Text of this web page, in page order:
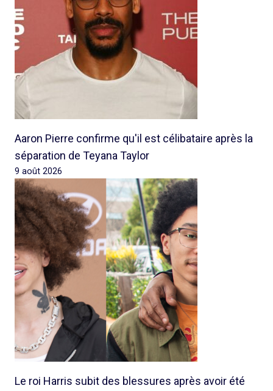
Aaron Pierre confirme qu'il est célibataire après la
séparation de Teyana Taylor
9 août 2026
Le roi Harris subit des blessures après avoir été